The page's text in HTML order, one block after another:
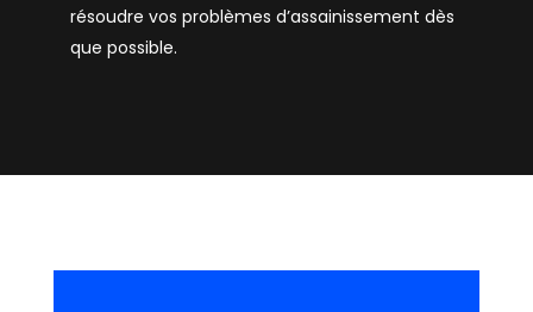
résoudre vos problèmes d’assainissement dès
que possible.